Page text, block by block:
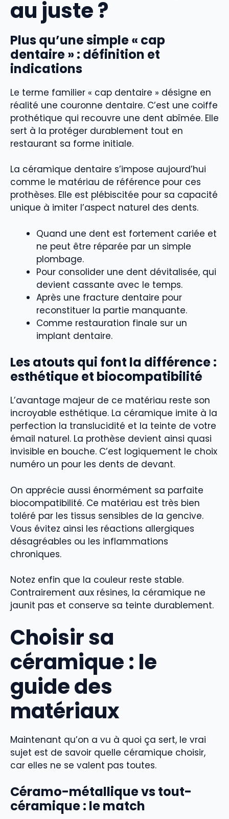
au juste ?
Plus qu’une simple « cap
dentaire » : définition et
indications
Le terme familier « cap dentaire » désigne en
réalité une couronne dentaire. C’est une coiffe
prothétique qui recouvre une dent abîmée. Elle
sert à la protéger durablement tout en
restaurant sa forme initiale.
La céramique dentaire s’impose aujourd’hui
comme le matériau de référence pour ces
prothèses. Elle est plébiscitée pour sa capacité
unique à imiter l’aspect naturel des dents.
Quand une dent est fortement cariée et
ne peut être réparée par un simple
plombage.
Pour consolider une dent dévitalisée, qui
devient cassante avec le temps.
Après une fracture dentaire pour
reconstituer la partie manquante.
Comme restauration finale sur un
implant dentaire.
Les atouts qui font la différence :
esthétique et biocompatibilité
L’avantage majeur de ce matériau reste son
incroyable esthétique. La céramique imite à la
perfection la translucidité et la teinte de votre
émail naturel. La prothèse devient ainsi quasi
invisible en bouche. C’est logiquement le choix
numéro un pour les dents de devant.
On apprécie aussi énormément sa parfaite
biocompatibilité. Ce matériau est très bien
toléré par les tissus sensibles de la gencive.
Vous évitez ainsi les réactions allergiques
désagréables ou les inflammations
chroniques.
Notez enfin que la couleur reste stable.
Contrairement aux résines, la céramique ne
jaunit pas et conserve sa teinte durablement.
Choisir sa
céramique : le
guide des
matériaux
Maintenant qu’on a vu à quoi ça sert, le vrai
sujet est de savoir quelle céramique choisir,
car elles ne se valent pas toutes.
Céramo-métallique vs tout-
céramique : le match